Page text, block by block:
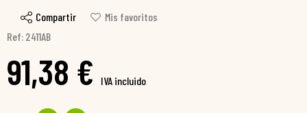
Compartir
Mis favoritos
Ref: 2411AB
91,38 € IVA incluido